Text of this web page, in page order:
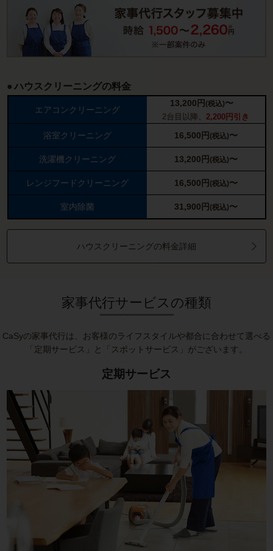
ハウスクリーニングの料金
エアコンクリーニング
13,200 円 (税込)〜
2台目以降、 2,200円引き
浴室クリーニング 16,500 円 (税込)〜
洗濯機クリーニング 13,200 円 (税込)〜
レンジフードクリーニング 16,500 円 (税込)〜
室内除菌 31,900 円 (税込)〜
ハウスクリーニングの料金詳細
家事代行サービスの種類
CaSyの家事代行は、お客様のライフスタイルや都合に合わせて選べる
「定期サービス」と「スポットサービス」がございます。
定期サービス